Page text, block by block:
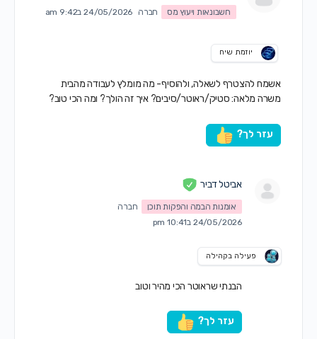
חשבונאות ויעוץ מס חברה 24/05/2026 ב9:42 am
יוזמת שיח
אשמח להצטרף לשאלה, ולהוסיף- מה מומלץ לעבודה מהבית
משרה מלאה: סטיק/ראוטר/סיבים? איך זה הולך? ומה הכי טוב?
עזר לך?
אביטל דביר
אומנות הבמה והפקות תוכן
חברה
24/05/2026 ב10:41 pm
פעילה בקהילה
הבנתי שראוטר הכי מהיר וטוב
עזר לך?